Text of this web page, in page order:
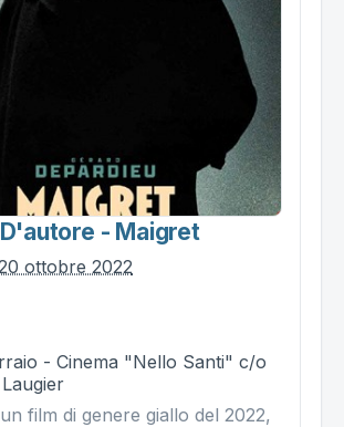
- Maigret
ottobre 2022
- Cinema "Nello Santi" c/o
film di genere giallo del 2022,